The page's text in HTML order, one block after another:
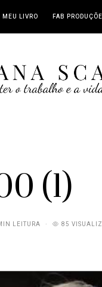
MEU LIVRO FAB
(1)
LEITURA 85